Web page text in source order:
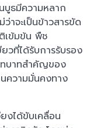
ธมีความหลาก
าจะเป็นข้าวสารขัด
เข้มข้น พืช
วที่ได้รับการรับรอง
ทบาทสำคัญของ
ความมั่นคงทาง
งได้ขับเคลื่อน